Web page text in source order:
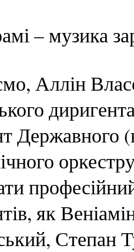
– музика
Аллін
Державного
як
Степан